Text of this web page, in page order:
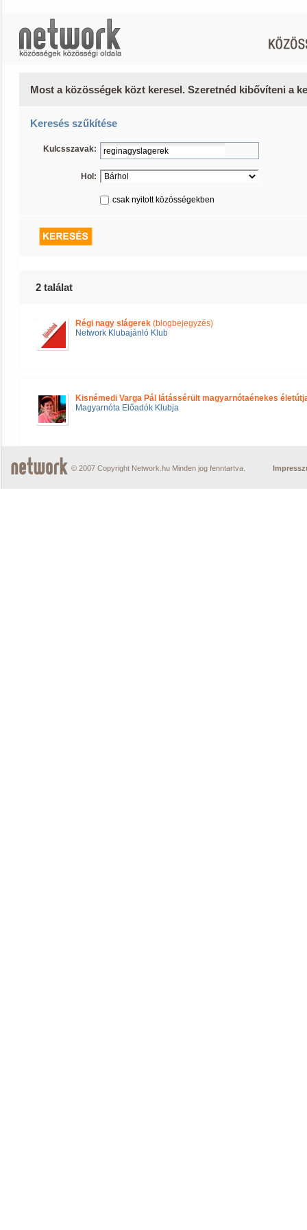
Most a közösségek közt keresel. Szeretnéd kibővíteni a
Keresés szűkítése
Kulcsszavak:
Hol:
csak nyitott közösségekben
2 találat
Régi nagy slágerek (blogbejegyzés)
Network Klubajánló Klub
Kisnémedi Varga Pál látássérült magyarnótaénekes
Magyarnóta Előadók Klubja
© 2007 Copyright Network.hu Minden jog fenntartva.